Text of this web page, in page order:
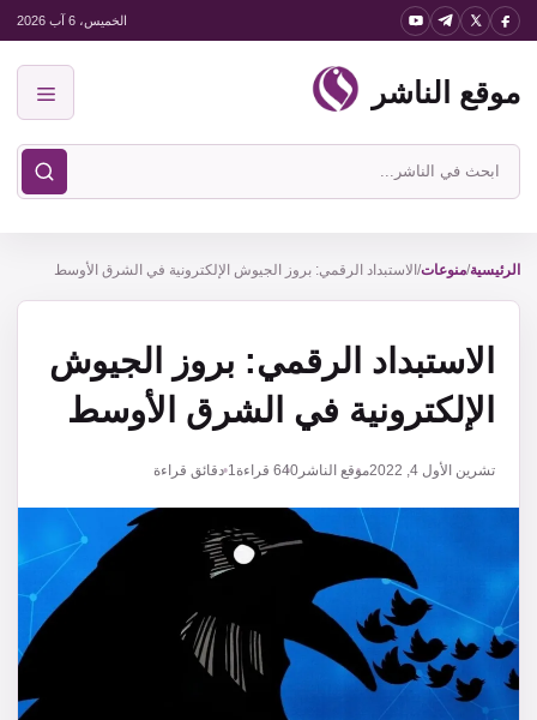
انتقل
المحتوى
الخميس، 6 آب 2026
موقع الناشر
ابحث
في
الناشر
الرئيسية/منوعات/ الاستبداد الرقمي: بروز الجيوش الإلكترونية في الشرق الأوسط
الاستبداد الرقمي: بروز الجيوش
الإلكترونية في الشرق الأوسط
تشرين الأول 4, 2022 موقع الناشر 640 قراءة1 دقائق قراءة